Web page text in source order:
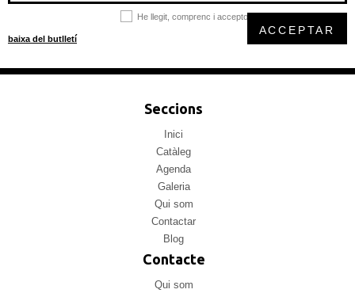
He llegit, comprenc i accepto la
baixa del butlletí
ACCEPTAR
Seccions
Inici
Catàleg
Agenda
Galeria
Qui som
Contactar
Blog
Contacte
Qui som